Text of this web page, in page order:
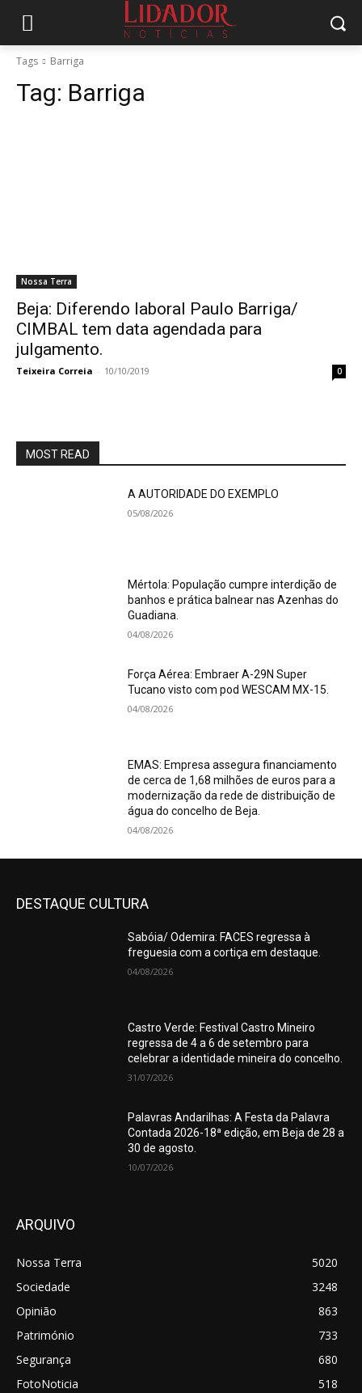
Tags Barriga
Tag: Barriga
Nossa Terra
Beja: Diferendo laboral Paulo Barriga/
CIMBAL tem data agendada para
julgamento.
Teixeira Correia - 10/10/2019 0
MOST READ
A AUTORIDADE DO EXEMPLO
05/08/2026
Mértola: População cumpre interdição de
banhos e prática balnear nas Azenhas do
Guadiana.
04/08/2026
Força Aérea: Embraer A-29N Super
Tucano visto com pod WESCAM MX-15.
04/08/2026
EMAS: Empresa assegura financiamento
de cerca de 1,68 milhões de euros para a
modernização da rede de distribuição de
água do concelho de Beja.
04/08/2026
DESTAQUE CULTURA
Sabóia/ Odemira: FACES regressa à
freguesia com a cortiça em destaque.
04/08/2026
Castro Verde: Festival Castro Mineiro
regressa de 4 a 6 de setembro para
celebrar a identidade mineira do concelho.
31/07/2026
Palavras Andarilhas: A Festa da Palavra
Contada 2026-18ª edição, em Beja de 28 a
30 de agosto.
10/07/2026
ARQUIVO
Nossa Terra
5020
Sociedade
3248
Opinião
863
Património
733
Segurança
680
FotoNoticia
518